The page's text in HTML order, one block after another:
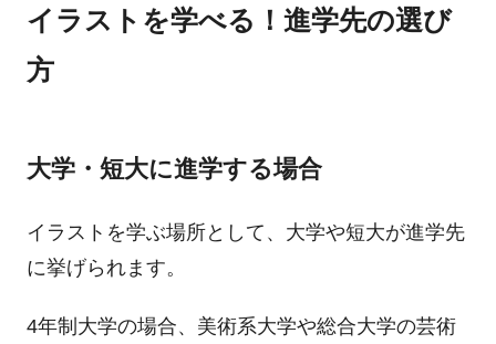
イラストを学べる！進学先の選び
方
大学・短大に進学する場合
イラストを学ぶ場所として、大学や短大が進学先
に挙げられます。
4年制大学の場合、美術系大学や総合大学の芸術